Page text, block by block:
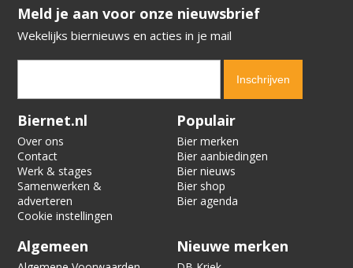
​​​​​​​Meld je aan voor onze nieuwsbrief
Wekelijks biernieuws en acties in je mail
Verification code:
Biernet.nl
Over ons
Contact
Werk & stages
Samenwerken &
adverteren
Cookie instellingen
Populair
Bier merken
Bier aanbiedingen
Bier nieuws
Bier shop
Bier agenda
Algemeen Nieuwe merken